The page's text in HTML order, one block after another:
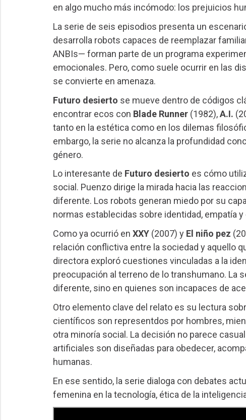
en algo mucho más incómodo: los prejuicios
La serie de seis episodios presenta un
desarrolla robots capaces de reemplazar
ANBIs— forman parte de un programa
emocionales. Pero, como suele ocurrir en las
se convierte en amenaza.
Futuro desierto se mueve dentro de códigos
encontrar ecos con Blade Runner(1982),A.I.
tanto en la estética como en los dilemas
embargo, la serie no alcanza la profundidad
género.
Lo interesante de Futuro desierto es cómo
social. Puenzo dirige la mirada hacia las
diferente. Los robots generan miedo por su
normas establecidas sobre identidad, empatía
Como ya ocurrió en XXY (2007) y El niño pez
relación conflictiva entre la sociedad y aquello
directora exploró cuestiones vinculadas a la
preocupación al terreno de lo transhumano. La
diferente, sino en quienes son incapaces de
Otro elemento clave del relato es su lectura
científicos son representdos por hombres,
otra minoría social. La decisión no parece
artificiales son diseñadas para obedecer,
humanas.
En ese sentido, la serie dialoga con debates
femenina en la tecnología, ética de la